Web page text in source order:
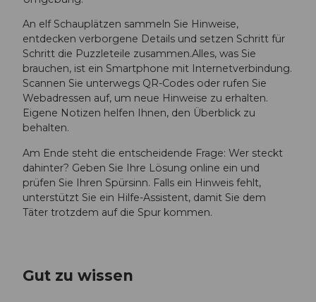
An elf Schauplätzen sammeln Sie Hinweise,
entdecken verborgene Details und setzen Schritt für
Schritt die Puzzleteile zusammen.Alles, was Sie
brauchen, ist ein Smartphone mit Internetverbindung.
Scannen Sie unterwegs QR-Codes oder rufen Sie
Webadressen auf, um neue Hinweise zu erhalten.
Eigene Notizen helfen Ihnen, den Überblick zu
behalten.
Am Ende steht die entscheidende Frage: Wer steckt
dahinter? Geben Sie Ihre Lösung online ein und
prüfen Sie Ihren Spürsinn. Falls ein Hinweis fehlt,
unterstützt Sie ein Hilfe-Assistent, damit Sie dem
Täter trotzdem auf die Spur kommen.
Gut zu wissen